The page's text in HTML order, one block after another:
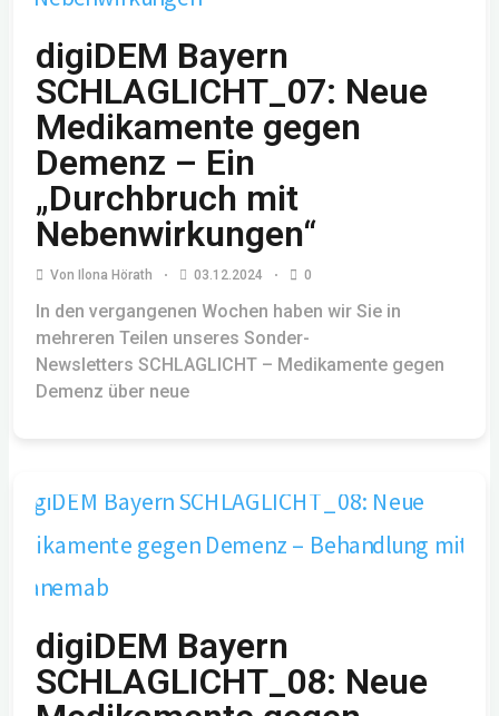
digiDEM Bayern
SCHLAGLICHT_07: Neue
Medikamente gegen
Demenz – Ein
„Durchbruch mit
Nebenwirkungen“
Von Ilona Hörath 03.12.2024 0
In den vergangenen Wochen haben wir Sie in
mehreren Teilen unseres Sonder-
Newsletters SCHLAGLICHT – Medikamente gegen
Demenz über neue
digiDEM Bayern
SCHLAGLICHT_08: Neue